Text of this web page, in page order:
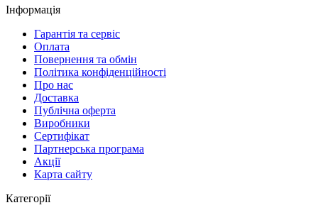
Інформація
Гарантія та сервіс
Оплата
Повернення та обмін
Політика конфіденційності
Про нас
Доставка
Публічна оферта
Виробники
Сертифікат
Партнерська програма
Акції
Карта сайту
Категорії